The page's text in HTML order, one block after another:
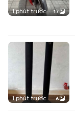
1 phút trước 17
1 phút trước 6